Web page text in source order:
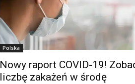
Polska
Nowy raport COVID-19!
liczbę zakażeń w środę